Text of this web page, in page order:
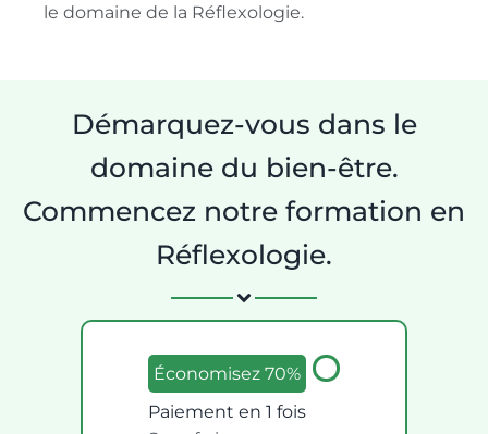
le domaine de la Réflexologie.
Démarquez-vous dans le
domaine du bien-être.
Commencez notre formation en
Réflexologie.
Économisez 70%
Paiement en 1 fois